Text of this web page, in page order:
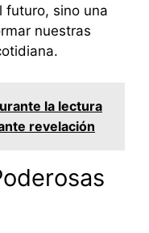
futuro, sino una
nuestras
la lectura
revelación